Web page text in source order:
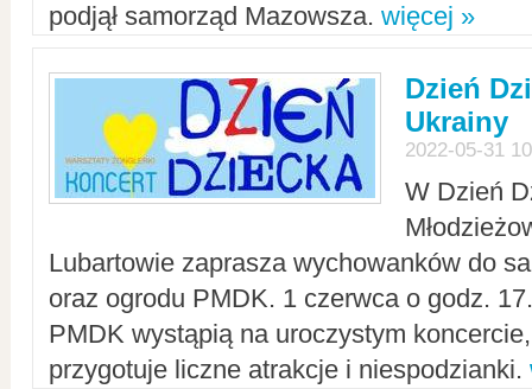
podjął samorząd Mazowsza. więcej »
Dzień
Ukrainy
2022-05-31
W Dzień
Lubartowie zaprasza wychowanków do
oraz ogrodu PMDK. 1 czerwca o godz.
PMDK wystąpią na uroczystym
przygotuje liczne atrakcje i niespodzianki.